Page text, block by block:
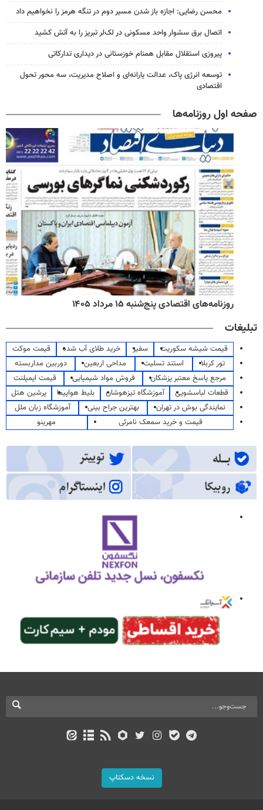
محسن رضایی: اجازه باز شدن مسیر دوم در تنگه هرمز را نخواهیم داد
اتصال برق سشوار واحد مسکونی در لک‌لر تبریز را به آتش کشید
پیروزی استقلال مقابل همنام خوزستانی در دیداری تدارکاتی
توسعه انرژی پاک، عدالت یارانه‌ای و اصلاح مدیریت، سه محور تحول
اقتصادی
صفحه اول روزنامه‌ها
روزنامه‌های اقتصادی پنج‌شنبه ۱۵ مرداد ۱۴۰۵
تبلیغات
قیمت شیشه سکوریت سفیر خرید طلای آب شده
قیمت موکت
تور کربلا
استند تسلیت مداحی اربعین
دوربین مداربسته
مرجع پاسخ معتبر پزشکان
فروش مواد شیمیایی
قیمت ایمپلنت
قطعات لباسشویی
آموزشگاه تیزهوشان بلیط هواپیما
پرشین هتل
نمایندگی بوش در تهران
بهترین جراح بینی
آموزشگاه زبان ملل
قیمت و خرید سمعک نامرئی
مهرینو
نسخه دسکتاپ